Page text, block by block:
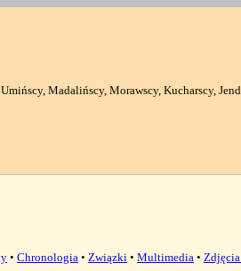
Madalińscy, Morawscy, Kucharscy,
• Chronologia • Związki • Multimedia •